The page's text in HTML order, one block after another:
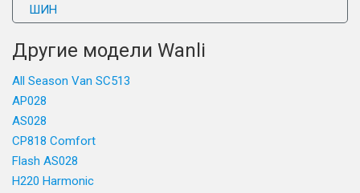
ШИН
Другие модели Wanli
All Season Van SC513
AP028
AS028
CP818 Comfort
Flash AS028
H220 Harmonic